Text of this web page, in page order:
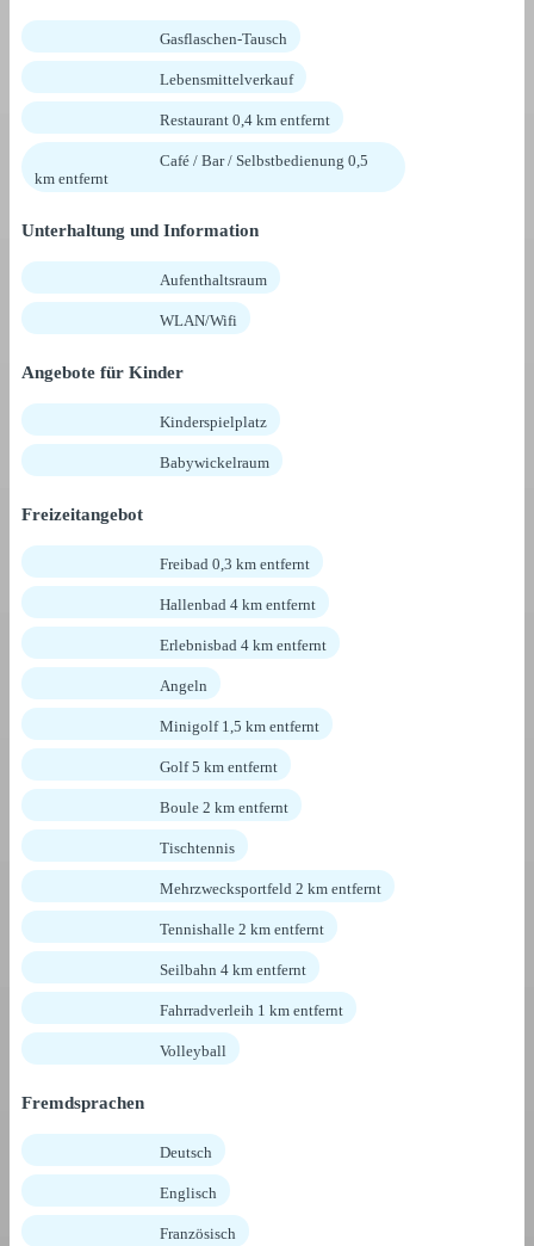
Gasflaschen-Tausch
Lebensmittelverkauf
Restaurant 0,4 km entfernt
Café / Bar / Selbstbedienung 0,5
km entfernt
Unterhaltung und Information
Aufenthaltsraum
WLAN/Wifi
Angebote für Kinder
Kinderspielplatz
Babywickelraum
Freizeitangebot
Freibad 0,3 km entfernt
Hallenbad 4 km entfernt
Erlebnisbad 4 km entfernt
Angeln
Minigolf 1,5 km entfernt
Golf 5 km entfernt
Boule 2 km entfernt
Tischtennis
Mehrzwecksportfeld 2 km entfernt
Tennishalle 2 km entfernt
Seilbahn 4 km entfernt
Fahrradverleih 1 km entfernt
Volleyball
Fremdsprachen
Deutsch
Englisch
Französisch